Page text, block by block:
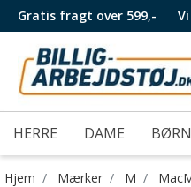
Gratis fragt over 599,-
HERRE DAME BØRN
Hjem Mærker M